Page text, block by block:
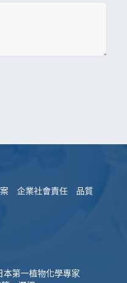
企業社會責任
品質
本第一植物化學專家